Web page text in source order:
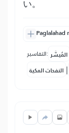
い。
Paglalahad
التفاسير: المُيسَّر
النفحات المكية |